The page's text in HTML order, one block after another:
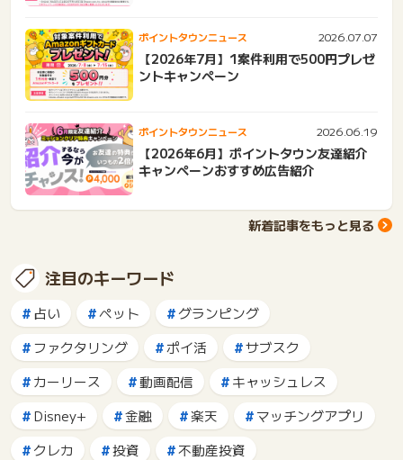
ポイントタウンニュース 2026.07.07
【2026年7月】1案件利用で500円プレゼ
ントキャンペーン
ポイントタウンニュース 2026.06.19
【2026年6月】ポイントタウン友達紹介
キャンペーンおすすめ広告紹介
新着記事をもっと見る
注目のキーワード
占い ペット
グランピング
ファクタリング
ポイ活
サブスク
カーリース
動画配信
キャッシュレス
Disney+
金融 楽天
マッチングアプリ
クレカ
投資
不動産投資